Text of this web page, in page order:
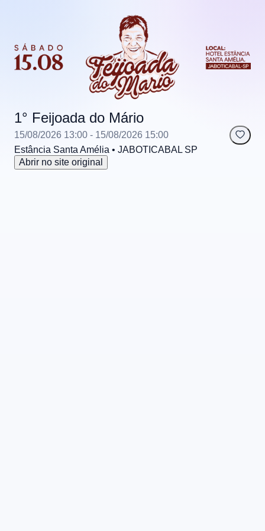
1° Feijoada do Mário
15/08/2026 13:00 - 15/08/2026 15:00
Estância Santa Amélia • JABOTICABAL SP
Abrir no site original